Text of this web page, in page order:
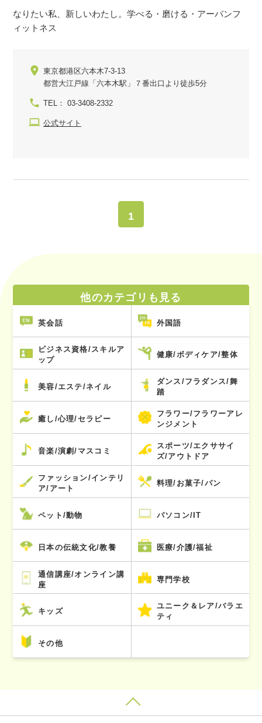
なりたい私、新しいわたし。学べる・磨ける・アーバンフ
ィットネス
東京都港区六本木7-3-13
都営大江戸線「六本木駅」７番出口より徒歩5分
TEL： 03-3408-2332
公式サイト
1
他のカテゴリも見る
英会話 外国語
ビジネス資格/スキルア
ップ
健康/ボディケア/整体
美容/エステ/ネイル
ダンス/フラダンス/舞
踏
癒し/心理/セラピー
フラワー/フラワーアレ
ンジメント
音楽/演劇/マスコミ
スポーツ/エクササイ
ズ/アウトドア
ファッション/インテリ
ア/アート
料理/お菓子/パン
ペット/動物 パソコン/IT
日本の伝統文化/教養 医療/介護/福祉
通信講座/オンライン講
座
専門学校
キッズ
ユニーク＆レア/バラエ
ティ
その他